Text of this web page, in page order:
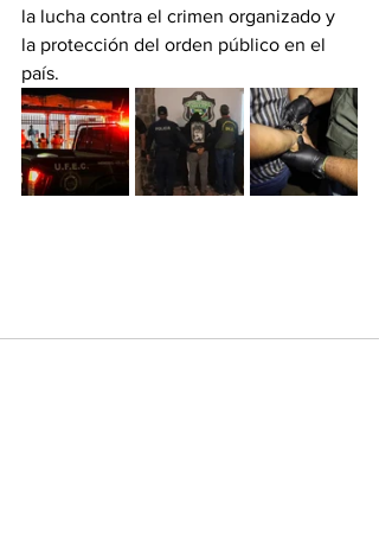
la lucha contra el crimen organizado y
la protección del orden público en el
país.